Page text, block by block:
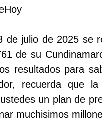
Sol
Luna
Tarde
Noche
de julio de 2025 se
de su
resultados para
recuerda que la
un plan de
muchisimos